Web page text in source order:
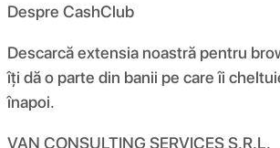
Despre CashClub
Descarcă extensia noastră pentru
îți dă o parte din banii pe care îi
înapoi.
VAN CONSULTING SERVICES S.R.L.